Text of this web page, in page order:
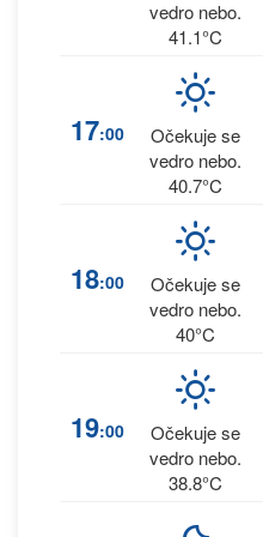
vedro nebo.
41.1°C
17:00
Očekuje se
vedro nebo.
40.7°C
18:00
Očekuje se
vedro nebo.
40°C
19:00
Očekuje se
vedro nebo.
38.8°C